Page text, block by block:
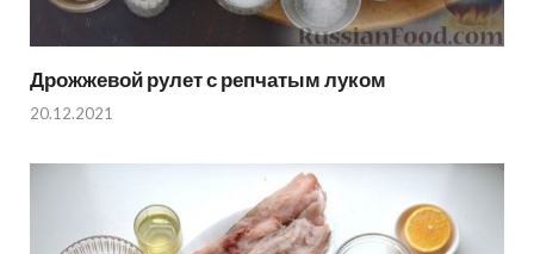
Дрожжевой рулет с репчатым луком
20.12.2021